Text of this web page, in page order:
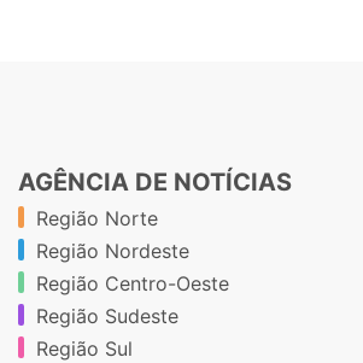
AGÊNCIA DE NOTÍCIAS
Região Norte
Região Nordeste
Região Centro-Oeste
Região Sudeste
Região Sul